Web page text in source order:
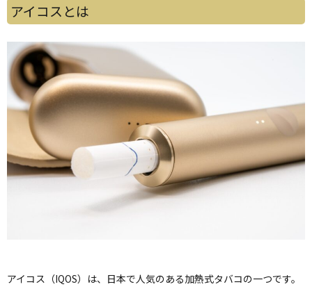
アイコスとは
アイコス（IQOS）は、日本で人気のある加熱式タバコの一つです。